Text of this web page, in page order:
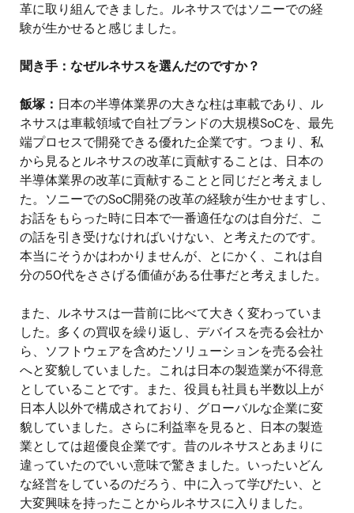
革に取り組んできました。ルネサスではソニーでの経
験が生かせると感じました。
聞き手：なぜルネサスを選んだのですか？
飯塚： 日本の半導体業界の大きな柱は車載であり、ル
ネサスは車載領域で自社ブランドの大規模SoCを、最先
端プロセスで開発できる優れた企業です。つまり、私
から見るとルネサスの改革に貢献することは、日本の
半導体業界の改革に貢献することと同じだと考えまし
た。ソニーでのSoC開発の改革の経験が生かせますし、
お話をもらった時に日本で一番適任なのは自分だ、こ
の話を引き受けなければいけない、と考えたのです。
本当にそうかはわかりませんが、とにかく、これは自
分の50代をささげる価値がある仕事だと考えました。
また、ルネサスは一昔前に比べて大きく変わっていま
した。多くの買収を繰り返し、デバイスを売る会社か
ら、ソフトウェアを含めたソリューションを売る会社
へと変貌していました。これは日本の製造業が不得意
としていることです。また、役員も社員も半数以上が
日本人以外で構成されており、グローバルな企業に変
貌していました。さらに利益率を見ると、日本の製造
業としては超優良企業です。昔のルネサスとあまりに
違っていたのでいい意味で驚きました。いったいどん
な経営をしているのだろう、中に入って学びたい、と
大変興味を持ったことからルネサスに入りました。